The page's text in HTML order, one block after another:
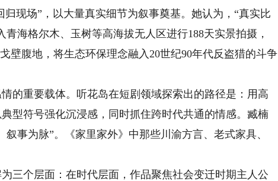
现场”，以大量真实细节为叙事奠基。她认为，“真实比
海格尔木、玉树等高海拔无人区进行188天实景拍摄，
壁腹地，将生态环保理念融入20世纪90年代反盗猎的斗争
重要载体。听花岛在短剧领域探索出的路径是：用高
型符号强化沉浸感，同时抓住跨时代共通的情感。臧楠
事为脉”。《家里家外》中那些川渝方言、老式家具、
个层面：在时代层面，作品聚焦社会变迁时期主人公